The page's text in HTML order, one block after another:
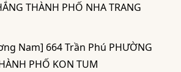
THÀNH PHỐ NHA TRANG
Nam] 664 Trần Phú PHƯỜNG
PHỐ KON TUM